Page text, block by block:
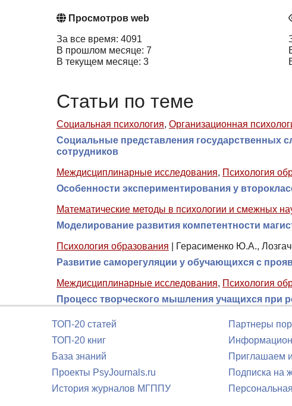
Просмотров web
За все время: 4091
В прошлом месяце: 7
В текущем месяце: 3
Статьи по теме
Социальная психология, Организационная
Социальные представления государственных
сотрудников
Междисциплинарные исследования, Психология
Особенности экспериментирования у
Математические методы в психологии и смежных
Моделирование развития компетентности
Психология образования
Герасименко Ю.А.,
Развитие саморегуляции у обучающихся с
Междисциплинарные исследования, Психология
Процесс творческого мышления учащихся при
ТОП-20 статей
ТОП-20 книг
База знаний
Проекты PsyJournals.ru
История журналов МГППУ
Партнеры
Приглашаем
Подписка на